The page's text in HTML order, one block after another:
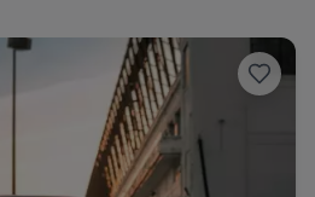
Ferrari